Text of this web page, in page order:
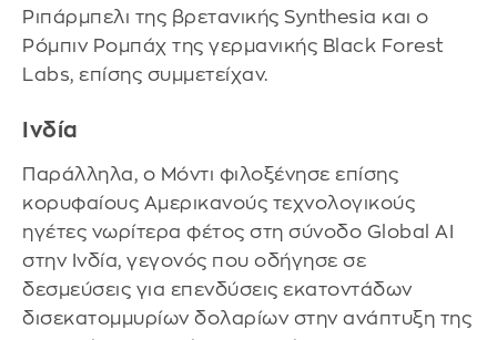
Ριπάρμπελι της βρετανικής Synthesia και ο
Ρόμπιν Ρομπάχ της γερμανικής Black Forest
Labs, επίσης συμμετείχαν.
Ινδία
Παράλληλα, ο Μόντι φιλοξένησε επίσης
κορυφαίους Αμερικανούς τεχνολογικούς
ηγέτες νωρίτερα φέτος στη σύνοδο Global AI
στην Ινδία, γεγονός που οδήγησε σε
δεσμεύσεις για επενδύσεις εκατοντάδων
δισεκατομμυρίων δολαρίων στην ανάπτυξη της